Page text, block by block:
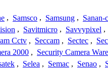
, Samsco , Samsung , Sanan-
, Savitmicro , Savvypixel ,
Cctv , Seccam , Sectec ,
2000 , Security Camera
, Selea , Semac , Senao ,